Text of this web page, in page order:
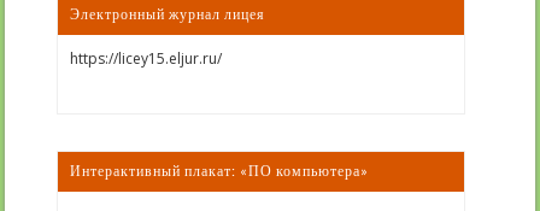
Электронный журнал лицея
https://licey15.eljur.ru/
Интерактивный плакат: «ПО компьютера»